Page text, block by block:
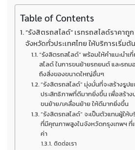
Table of Contents
“รังสิตรถสไลด์” เรทรถสไลด์ราคาถู
จังหวัดทั่วประเทศไทย ให้บริการเริ่ม
“รังสิตรถสไลด์” พร้อมให้คำแนะนำเ
สไลด์ ในการขนย้ายรถยนต์ และรถม
ถึงสิ่งของขนาดใหญ่อื่นๆ
“รังสิตรถสไลด์” มุ่งมั่นที่จะสร้างรูป
ประสิทธิภาพที่ดีมากยิ่งขึ้น เพื่อสร้า
ขนย้าย/เคลื่อนย้าย ให้ดีมากยิ่งขึ้น
“รังสิตรถสไลด์” จะเป็นตัวแทนผู้ให้
ที่มีคุณภาพสูงในจังหวัดกรุงเทพฯ ที่
ค่า
ติดต่อเรา